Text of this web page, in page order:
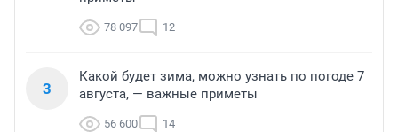
78 097 12
3
Какой будет зима, можно узнать по погоде 7
августа, — важные приметы
56 600 14